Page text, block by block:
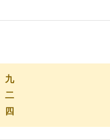
九
二
四